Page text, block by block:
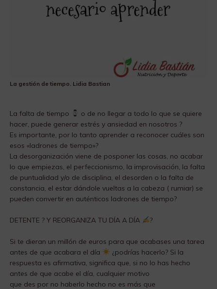
La gestión de tiempo. Lidia Bastian
La falta de tiempo
o de no llegar a todo lo que se quiere
hacer, puede generar estrés y ansiedad en nosotros ?
Es importante, por lo tanto aprender a reconocer cuáles son
esos «ladrones de tiempo»?
La desorganización viene de posponer las cosas, no acabar
lo que empiezas, el perfeccionismo, la improvisación, la falta
de puntualidad y/o de disciplina, el desorden o la falta de
constancia, el estar dándole vueltas a la cabeza ( rumiar) se
pueden convertir en auténticos ladrones de tiempo?
DETENTE ? Y REORGANIZA TU DÍA A DÍA ?
Si te dieran un millón de euros para que acabases una tarea
antes de que acabara el día
¿podrías hacerlo? Si la
respuesta es afirmativa, significa que, si no lo has hecho
antes de que acabe el día, cualquier motivo
que des por no haberlo hecho no es más que